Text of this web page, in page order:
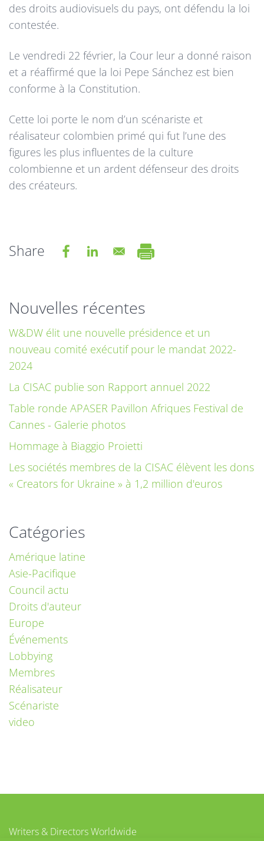
des droits audiovisuels du pays, ont défendu la loi
contestée.
Le vendredi 22 février, la Cour leur a donné raison
et a réaffirmé que la loi Pepe Sánchez est bien
conforme à la Constitution.
Cette loi porte le nom d’un scénariste et
réalisateur colombien primé qui fut l’une des
figures les plus influentes de la culture
colombienne et un ardent défenseur des droits
des créateurs.
Share
Nouvelles récentes
W&DW élit une nouvelle présidence et un
nouveau comité exécutif pour le mandat 2022-
2024
La CISAC publie son Rapport annuel 2022
Table ronde APASER Pavillon Afriques Festival de
Cannes - Galerie photos
Hommage à Biaggio Proietti
Les sociétés membres de la CISAC élèvent les dons
« Creators for Ukraine » à 1,2 million d'euros
Catégories
Amérique latine
Asie-Pacifique
Council actu
Droits d'auteur
Europe
Événements
Lobbying
Membres
Réalisateur
Scénariste
video
Writers & Directors Worldwide